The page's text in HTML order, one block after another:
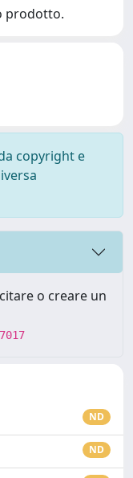
prodotto.
copyright e
o creare un
ND
ND